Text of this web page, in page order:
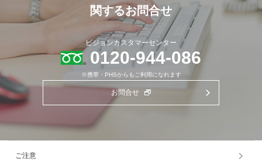
関するお問合せ
ビジョンカスタマーセンター
0120-944-086
※携帯・PHSからもご利用になれます
お問合せ
ご注意